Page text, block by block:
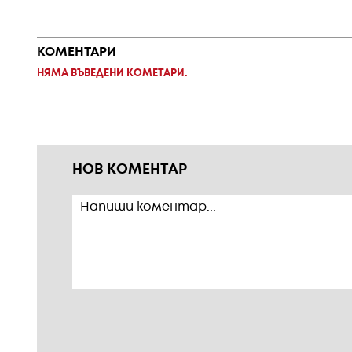
КОМЕНТАРИ
НЯМА ВЪВЕДЕНИ КОМЕТАРИ.
НОВ КОМЕНТАР